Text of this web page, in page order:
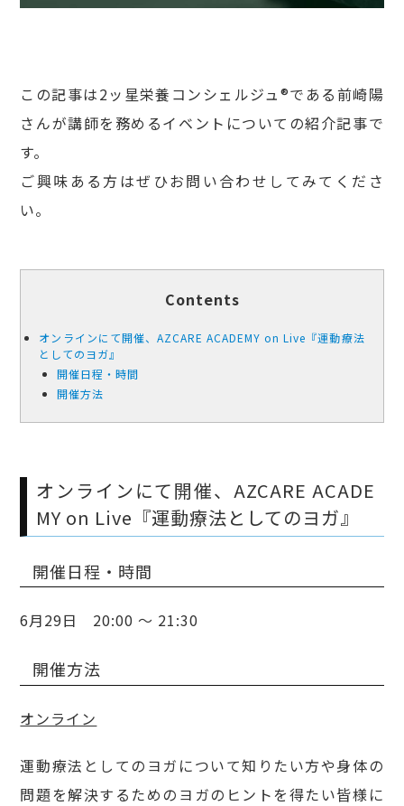
この記事は2ッ星栄養コンシェルジュ®である前崎陽
さんが講師を務めるイベントについての紹介記事で
す。
ご興味ある方はぜひお問い合わせしてみてくださ
い。
Contents
オンラインにて開催、AZCARE ACADEMY on Live『運動療法
としてのヨガ』
開催日程・時間
開催方法
オンラインにて開催、AZCARE ACADE
MY on Live『運動療法としてのヨガ』
開催日程・時間
6月29日 20:00 ～ 21:30
開催方法
オンライン
運動療法としてのヨガについて知りたい方や身体の
問題を解決するためのヨガのヒントを得たい皆様に